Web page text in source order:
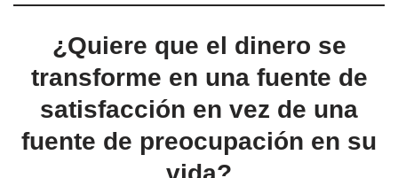
¿Quiere que el dinero se
transforme en una fuente de
satisfacción en vez de una
fuente de preocupación en su